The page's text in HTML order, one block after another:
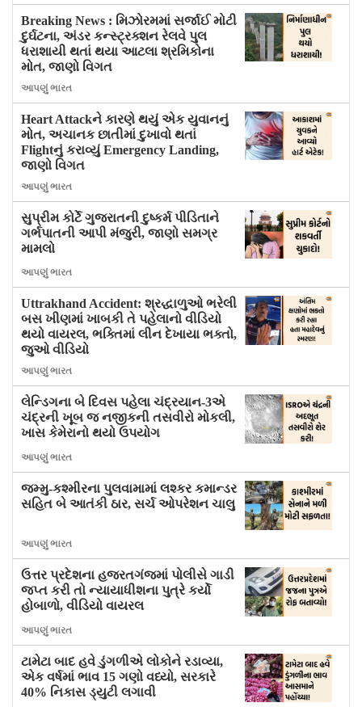
Breaking News : મિઝોરમમાં સર્જાઈ મોટી
દુર્ઘટના, અંડર કન્સ્ટ્રક્શન રેલવે પુલ
ધરાશાયી થતાં થયા આટલા શ્રમિકોના
મોત, જાણો વિગત
આપણું ભારત
Heart Attackને કારણે થયું એક યુવાનનું
મોત, અચાનક છાતીમાં દુખાવો થતાં
Flightનું કરાવ્યું Emergency Landing,
જાણો વિગત
આપણું ભારત
સુપ્રીમ કોર્ટે ગુજરાતની દુષ્કર્મ પીડિતાને
ગર્ભપાતની આપી મંજુરી, જાણો સમગ્ર
મામલો
આપણું ભારત
Uttrakhand Accident: શ્રદ્ધાળુઓ ભરેલી
બસ ખીણમાં ખાબકી તે પહેલાનો વીડિયો
થયો વાયરલ, ભક્તિમાં લીન દેખાયા ભક્તો,
જુઓ વીડિયો
આપણું ભારત
લેન્ડિગના બે દિવસ પહેલા ચંદ્રયાન-3એ
ચંદ્રની ખૂબ જ નજીકની તસવીરો મોકલી,
ખાસ કેમેરાનો થયો ઉપયોગ
આપણું ભારત
જમ્મુ-કશ્મીરના પુલવામામાં લશ્કર કમાન્ડર
સહિત બે આતંકી ઠાર, સર્ચ ઓપરેશન ચાલુ
આપણું ભારત
ઉત્તર પ્રદેશના હજરતગંજમાં પોલીસે ગાડી
જપ્ત કરી તો ન્યાયાધીશના પુત્રે કર્યો
હોબાળો, વીડિયો વાયરલ
આપણું ભારત
ટામેટા બાદ હવે ડુંગળીએ લોકોને રડાવ્યા,
એક વર્ષમાં ભાવ 15 ગણો વધ્યો, સરકારે
40% નિકાસ ડ્યુટી લગાવી